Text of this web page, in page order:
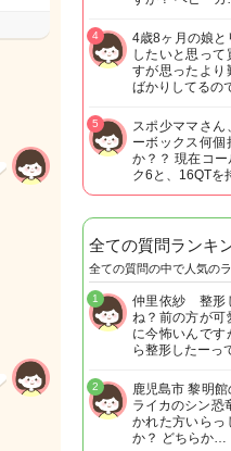
4歳8ヶ月の娘と
したいと思って
すが思ったより
ばかりしてるの
4
スポ少ママさん
ーボックス何個
か？？ 現在コー
ク6と、16QTを
5
全ての質問ランキ
全ての質問の中で人気の
仲里依紗 整形
ね？前の方が可
に今怖いんです
ら整形したーっ
1
鹿児島市 黎明館
ライカのシン恐
かれた方いらっ
か？ どちらか…
2